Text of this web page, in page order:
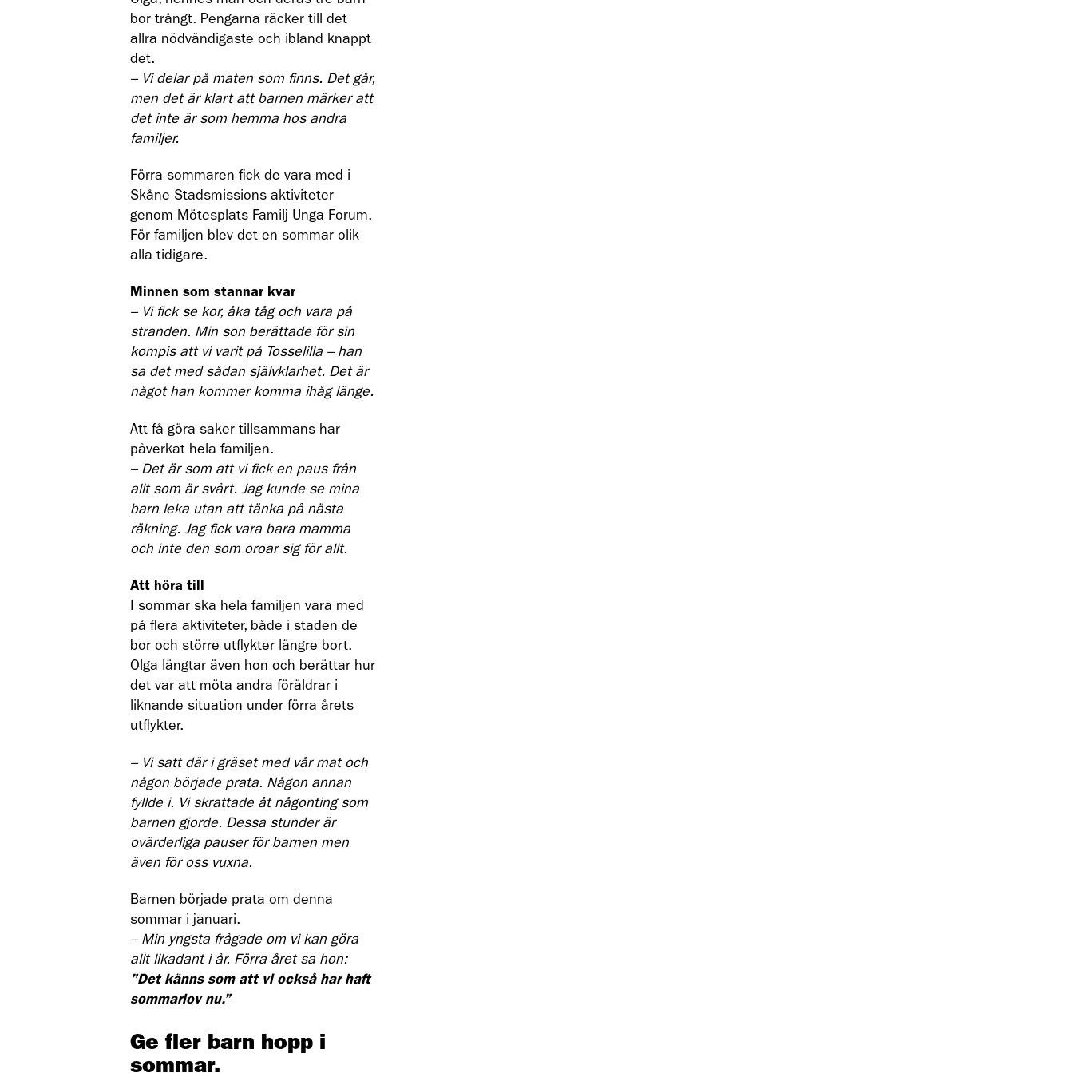
bor trångt. Pengarna räcker till det
allra nödvändigaste och ibland knappt
det.
– Vi delar på maten som finns. Det går,
men det är klart att barnen märker att
det inte är som hemma hos andra
familjer.
Förra sommaren fick de vara med i
Skåne Stadsmissions aktiviteter
genom Mötesplats Familj Unga Forum.
För familjen blev det en sommar olik
alla tidigare.
Minnen som stannar kvar
– Vi fick se kor, åka tåg och vara på
stranden. Min son berättade för sin
kompis att vi varit på Tosselilla – han
sa det med sådan självklarhet. Det är
något han kommer komma ihåg länge.
Att få göra saker tillsammans har
påverkat hela familjen.
– Det är som att vi fick en paus från
allt som är svårt. Jag kunde se mina
barn leka utan att tänka på nästa
räkning. Jag fick vara bara mamma
och inte den som oroar sig för allt.
Att höra till
I sommar ska hela familjen vara med
på flera aktiviteter, både i staden de
bor och större utflykter längre bort.
Olga längtar även hon och berättar hur
det var att möta andra föräldrar i
liknande situation under förra årets
utflykter.
– Vi satt där i gräset med vår mat och
någon började prata. Någon annan
fyllde i. Vi skrattade åt någonting som
barnen gjorde. Dessa stunder är
ovärderliga pauser för barnen men
även för oss vuxna.
Barnen började prata om denna
sommar i januari.
– Min yngsta frågade om vi kan göra
allt likadant i år. Förra året sa hon:
”Det känns som att vi också har haft
sommarlov nu.”
Ge fler barn hopp i
sommar.